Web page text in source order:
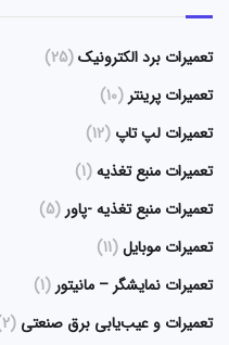
تعمیرات برد الکترونیک(25)
تعمیرات پرینتر (10)
تعمیرات لپ تاپ (12)
تعمیرات منبع تغذیه(1)
تعمیرات منبع تغذیه -پاور (5)
تعمیرات موبایل(11)
تعمیرات نمایشگر – مانیتور (1)
تعمیرات و عیب‌یابی برق صنعتی (2)